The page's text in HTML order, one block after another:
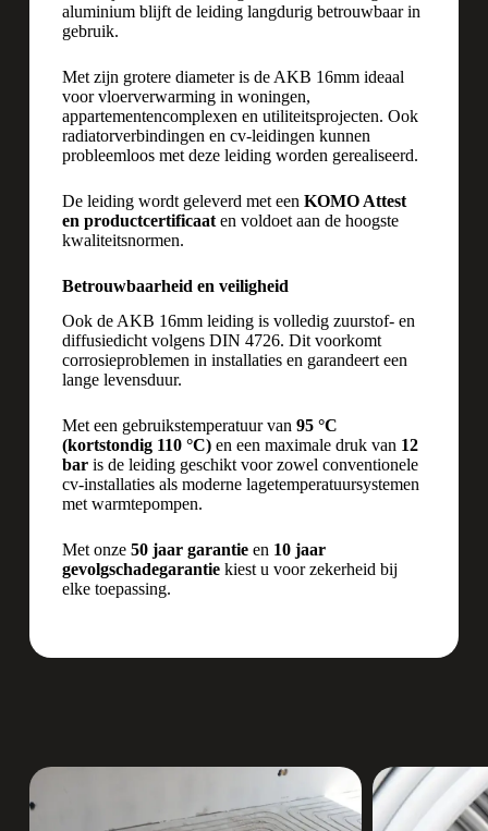
aluminium blijft de leiding langdurig betrouwbaar in
gebruik.
Met zijn grotere diameter is de AKB 16mm ideaal
voor vloerverwarming in woningen,
appartementencomplexen en utiliteitsprojecten. Ook
radiatorverbindingen en cv-leidingen kunnen
probleemloos met deze leiding worden gerealiseerd.
De leiding wordt geleverd met een KOMO Attest
en productcertificaaten voldoet aan de hoogste
kwaliteitsnormen.
Betrouwbaarheid en veiligheid
Ook de AKB 16mm leiding is volledig zuurstof- en
diffusiedicht volgens DIN 4726. Dit voorkomt
corrosieproblemen in installaties en garandeert een
lange levensduur.
Met een gebruikstemperatuur van 95 °C
(kortstondig 110 °C)en een maximale druk van 12
baris de leiding geschikt voor zowel conventionele
cv-installaties als moderne lagetemperatuursystemen
met warmtepompen.
Met onze 50 jaar garantieen 10 jaar
gevolgschadegarantiekiest u voor zekerheid bij
elke toepassing.